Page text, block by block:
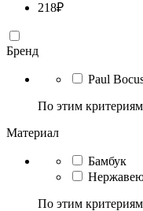
218₽
Бренд
Paul
По этим
Материал
Бамбук
По этим